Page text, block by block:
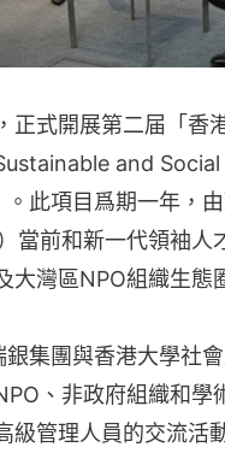
正式開展第二届「香
and
。此項目爲期一年，
當前和新一代領袖人
大灣區NPO組織生態
銀集團與⾹港⼤學社
、非政府組織和
級管理人員的交流活